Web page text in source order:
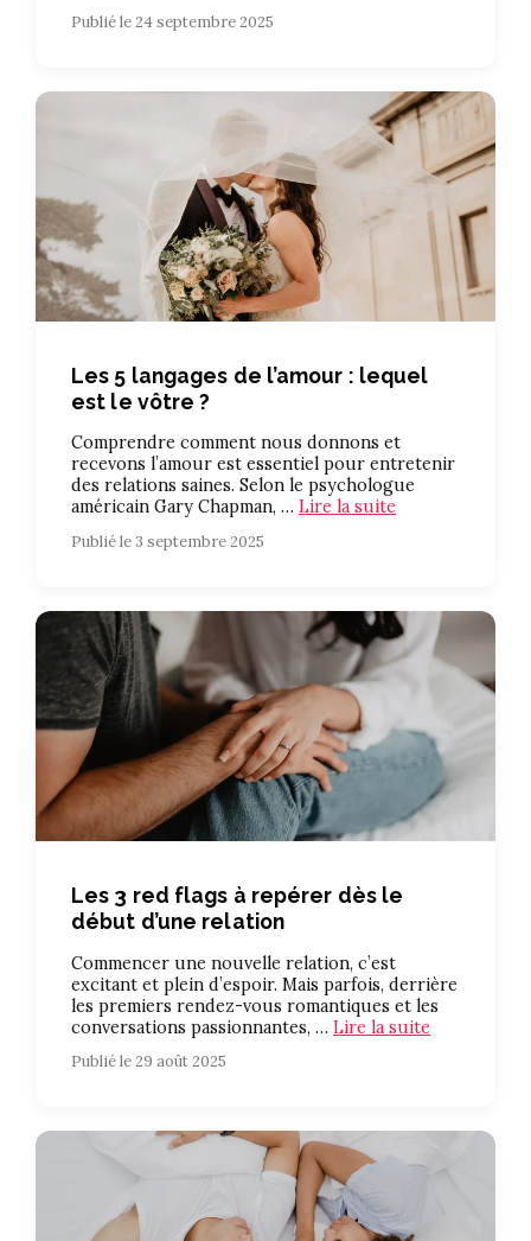
Publié le 24 septembre 2025
Les 5 langages de l’amour : lequel
est le vôtre ?
Comprendre comment nous donnons et
recevons l’amour est essentiel pour entretenir
des relations saines. Selon le psychologue
américain Gary Chapman, … Lire la suite
Publié le 3 septembre 2025
Les 3 red flags à repérer dès le
début d’une relation
Commencer une nouvelle relation, c’est
excitant et plein d’espoir. Mais parfois, derrière
les premiers rendez-vous romantiques et les
conversations passionnantes, … Lire la suite
Publié le 29 août 2025